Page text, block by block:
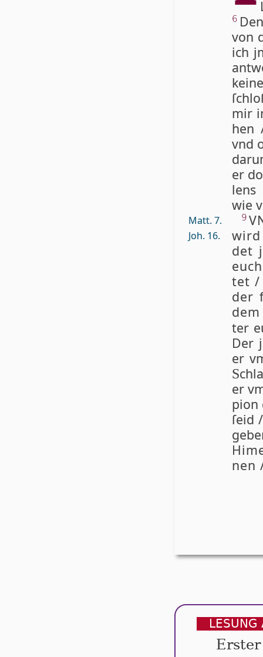
6
von
ich
mir
hen
vnd
er
lens
wie
Matt. 7.
Joh. 16.
9
wird
det
tet /
der
ter
Der
er
S
er
pi­on
ſeid
nen
LESUNG
Erster